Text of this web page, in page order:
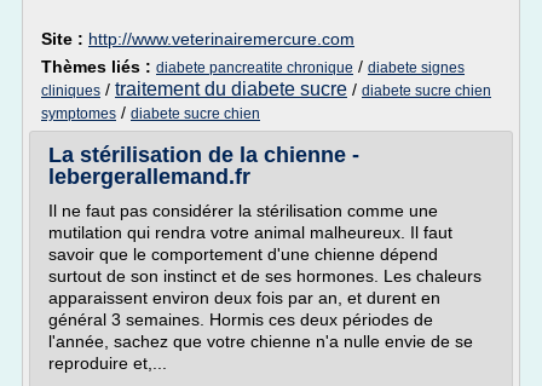
Site : http://www.veterinairemercure.com
Thèmes liés : diabete pancreatite chronique / diabete signes
cliniques / traitement du diabete sucre / diabete sucre chien
symptomes / diabete sucre chien
La stérilisation de la chienne -
lebergerallemand.fr
Il ne faut pas considérer la stérilisation comme une
mutilation qui rendra votre animal malheureux. Il faut
savoir que le comportement d'une chienne dépend
surtout de son instinct et de ses hormones. Les chaleurs
apparaissent environ deux fois par an, et durent en
général 3 semaines. Hormis ces deux périodes de
l'année, sachez que votre chienne n'a nulle envie de se
reproduire et,...